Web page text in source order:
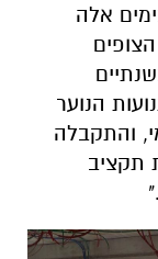
אלה
הנוער
והתקבלה
תקציב